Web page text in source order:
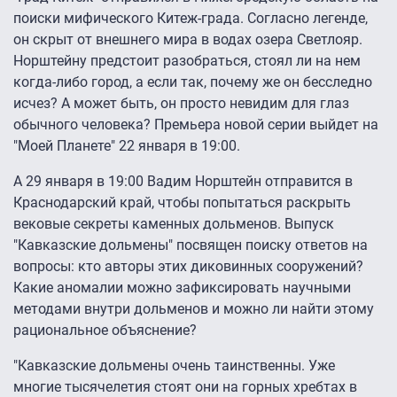
поиски мифического Китеж-града. Согласно легенде,
он скрыт от внешнего мира в водах озера Светлояр.
Норштейну предстоит разобраться, cтоял ли на нем
когда-либо город, а если так, почему же он бесследно
исчез? А может быть, он просто невидим для глаз
обычного человека? Премьера новой серии выйдет на
"Моей Планете" 22 января в 19:00.
А 29 января в 19:00 Вадим Норштейн отправится в
Краснодарский край, чтобы попытаться раскрыть
вековые секреты каменных дольменов. Выпуск
"Кавказские дольмены" посвящен поиску ответов на
вопросы: кто авторы этих диковинных сооружений?
Какие аномалии можно зафиксировать научными
методами внутри дольменов и можно ли найти этому
рациональное объяснение?
"Кавказские дольмены очень таинственны. Уже
многие тысячелетия стоят они на горных хребтах в